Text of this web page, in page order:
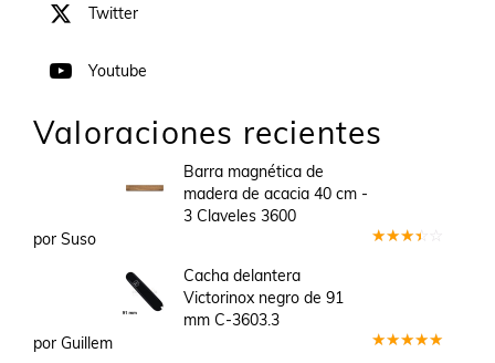
Twitter
Youtube
Valoraciones recientes
Barra magnética de
madera de acacia 40 cm -
3 Claveles 3600
por Suso
Cacha delantera
Victorinox negro de 91
mm C-3603.3
por Guillem